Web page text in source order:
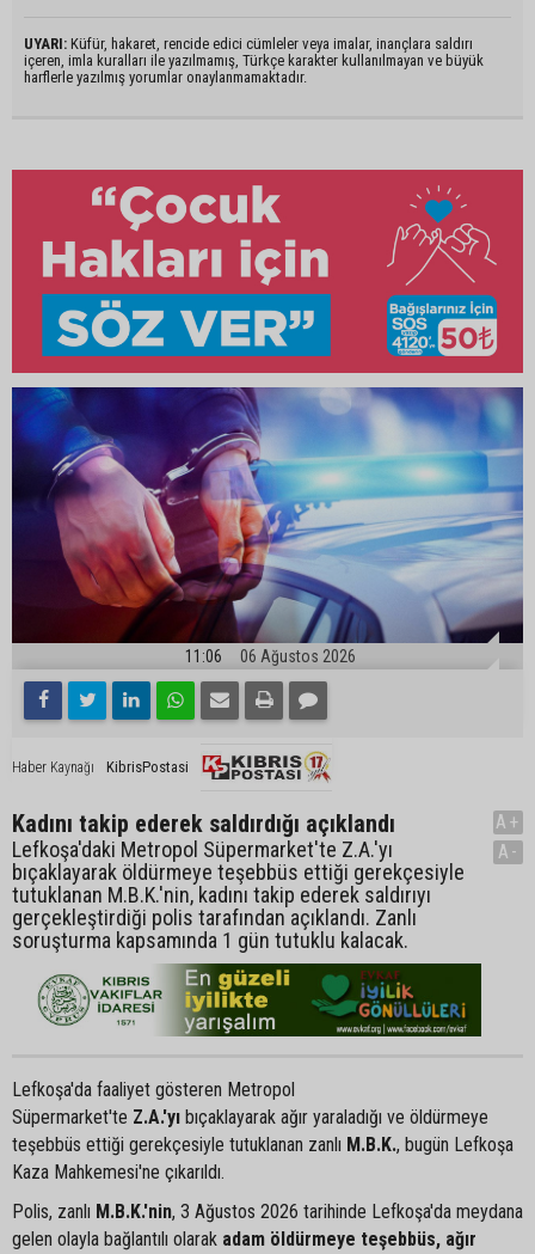
UYARI: Küfür, hakaret, rencide edici cümleler veya imalar, inançlara saldırı
içeren, imla kuralları ile yazılmamış, Türkçe karakter kullanılmayan ve büyük
harflerle yazılmış yorumlar onaylanmamaktadır.
11:06 06 Ağustos 2026
Haber Kaynağı KibrisPostasi
Kadını takip ederek saldırdığı açıklandı
Lefkoşa'daki Metropol Süpermarket'te Z.A.'yı
bıçaklayarak öldürmeye teşebbüs ettiği gerekçesiyle
tutuklanan M.B.K.'nin, kadını takip ederek saldırıyı
gerçekleştirdiği polis tarafından açıklandı. Zanlı
soruşturma kapsamında 1 gün tutuklu kalacak.
A+
A-
Lefkoşa'da faaliyet gösteren Metropol
Süpermarket'te Z.A.'yı bıçaklayarak ağır yaraladığı ve öldürmeye
teşebbüs ettiği gerekçesiyle tutuklanan zanlı M.B.K., bugün Lefkoşa
Kaza Mahkemesi'ne çıkarıldı.
Polis, zanlı M.B.K.'nin, 3 Ağustos 2026 tarihinde Lefkoşa'da meydana
gelen olayla bağlantılı olarak adam öldürmeye teşebbüs, ağır